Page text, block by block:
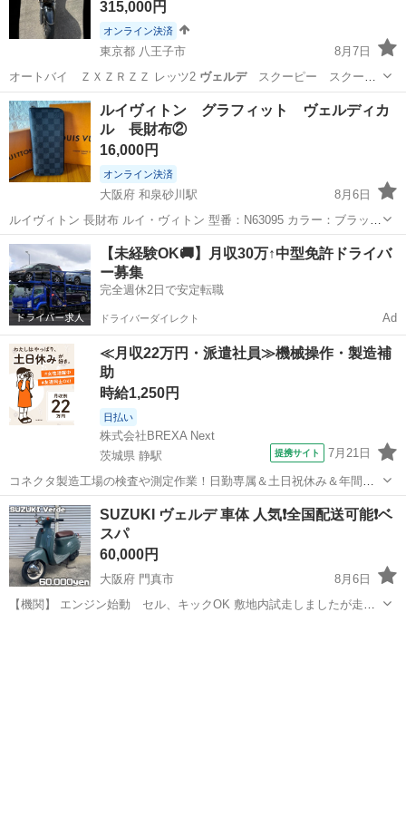
315,000円
オンライン決済
東京都 八王子市
8月7日
オートバイ ＺＸＺＲＺＺ レッツ2 ヴェルデスクーピー スクータ
ー 通勤 通学…
東京 八王子市 スズキ gsx
ルイヴィトン グラフィット ヴェルディカ
ル 長財布②
16,000円
オンライン決済
大阪府 和泉砂川駅
8月6日
ルイヴィトン 長財布 ルイ・ヴィトン 型番：N63095 カラー：ブラック
イニシャル入り 付属品はつきません。
大阪 泉南市 和泉砂川駅 小物
【未経験OK🚚】月収30万↑中型免許ドライバ
ー募集
完全週休2日で安定転職
ドライバーダイレクト Ad
≪月収22万円・派遣社員≫機械操作・製造補
助
時給1,250円
日払い
株式会社BREXA Next
茨城県 静駅
提携サイト 7月21日
コネクタ製造工場の検査や測定作業！日勤専属＆土日祝休み＆年間休
日128日★クリーンルーム内作業★マイカー通勤OK＆無料駐車場あり
★就業先食堂利用可！日払い制度あり！《茨城県常陸大宮市》 人気の
工場のお仕事 ◇コネクタ製造工...
茨城 常陸大宮市 静駅 その他
SUZUKI ヴェルデ 車体 人気❗️全国配送可能❗️ベ
スパ
60,000円
大阪府 門真市
8月6日
【機関】 エンジン始動 セル、キックOK 敷地内試走しましたが走る